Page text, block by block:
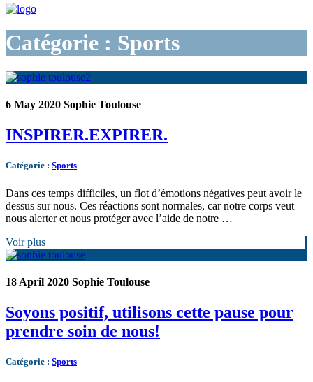
Catégorie : Sports
6 May 2020 Sophie Toulouse
INSPIRER.EXPIRER.
Catégorie : Sports
Dans ces temps difficiles, un flot d’émotions négatives peut avoir le
dessus sur nous. Ces réactions sont normales, car notre corps veut
nous alerter et nous protéger avec l’aide de notre …
Voir plus
18 April 2020 Sophie Toulouse
Soyons positif, utilisons cette pause pour
prendre soin de nous!
Catégorie : Sports